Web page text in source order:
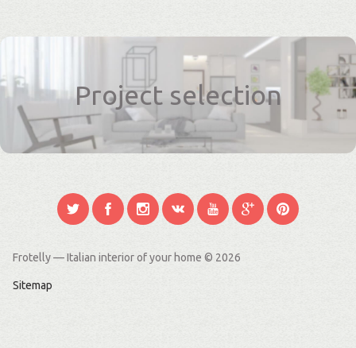
Project selection
Frotelly — Italian interior of your home © 2026
Sitemap